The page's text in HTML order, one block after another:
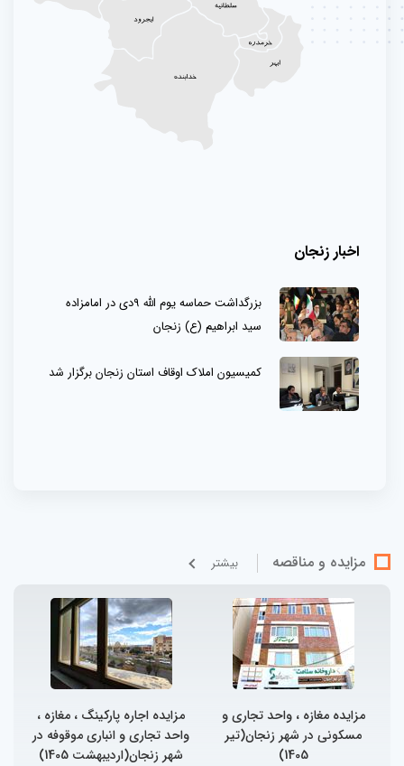
اخبار زنجان
بزرگداشت حماسه یوم الله ۹دی در امامزاده
سید ابراهیم (ع) زنجان
کمیسیون املاک اوقاف استان زنجان برگزار شد
مزایده و مناقصه بيشتر
مزایده مغازه ، واحد تجاری و
مسکونی در شهر زنجان(تیر
1405)
مزایده اجاره پارکینگ ، مغازه ،
واحد تجاری و انباری موقوفه در
شهر زنجان(اردیبهشت 1405)